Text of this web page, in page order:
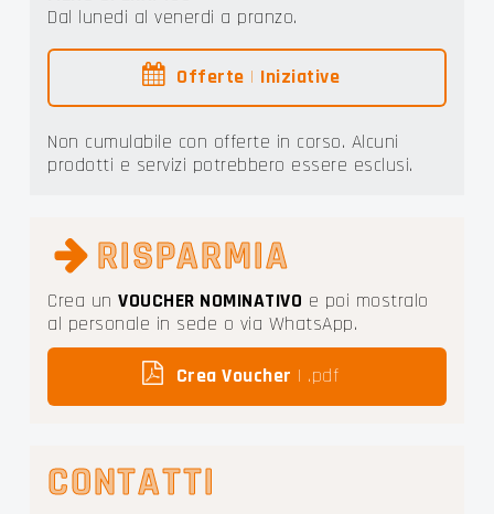
Dal lunedi al venerdi a pranzo.
Offerte | Iniziative
Non cumulabile con offerte in corso. Alcuni
prodotti e servizi potrebbero essere esclusi.
RISPARMIA
Crea unVOUCHER NOMINATIVO e poi mostralo
al personale in sede o via WhatsApp.
Crea Voucher | .pdf
CONTATTI